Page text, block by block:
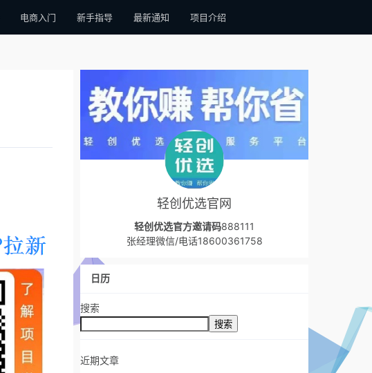
电商入门 新手指导 最新通知 项目介绍
轻创优选官网
轻创优选官方邀请码888111
张经理微信/电话18600361758
日历
搜索
搜索
近期文章